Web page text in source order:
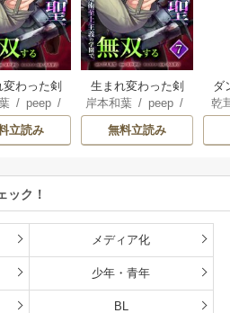
変わった剣
士が冷遇さ
術至上主義
で無双する
/ peep/
/桑島黎
STUDI
立読み
生まれ変わった剣
聖、剣士が冷遇さ
れる魔術至上主義
の学園で無双する
岸本和葉/ peep/
染野静也/桑島黎
/taskey STUDI
無料立読み
ダ
込
乾
庫
ック！
メディア化
少年・青年
BL